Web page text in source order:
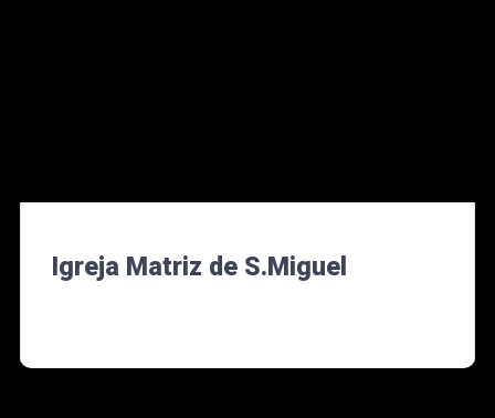
Igreja Matriz de S.Miguel